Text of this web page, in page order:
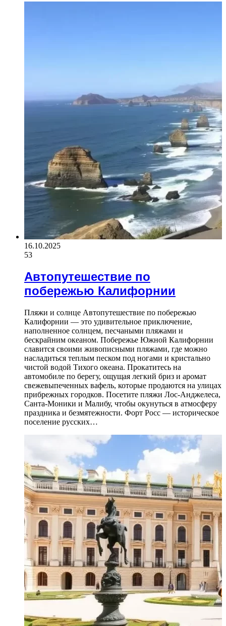
16.10.2025
53
Автопутешествие по
побережью Калифорнии
Пляжи и солнце Автопутешествие по побережью
Калифорнии — это удивительное приключение,
наполненное солнцем, песчаными пляжами и
бескрайним океаном. Побережье Южной Калифорнии
славится своими живописными пляжами, где можно
насладиться теплым песком под ногами и кристально
чистой водой Тихого океана. Прокатитесь на
автомобиле по берегу, ощущая легкий бриз и аромат
свежевыпеченных вафель, которые продаются на улицах
прибрежных городков. Посетите пляжи Лос-Анджелеса,
Санта-Моники и Малибу, чтобы окунуться в атмосферу
праздника и безмятежности. Форт Росс — историческое
поселение русских…